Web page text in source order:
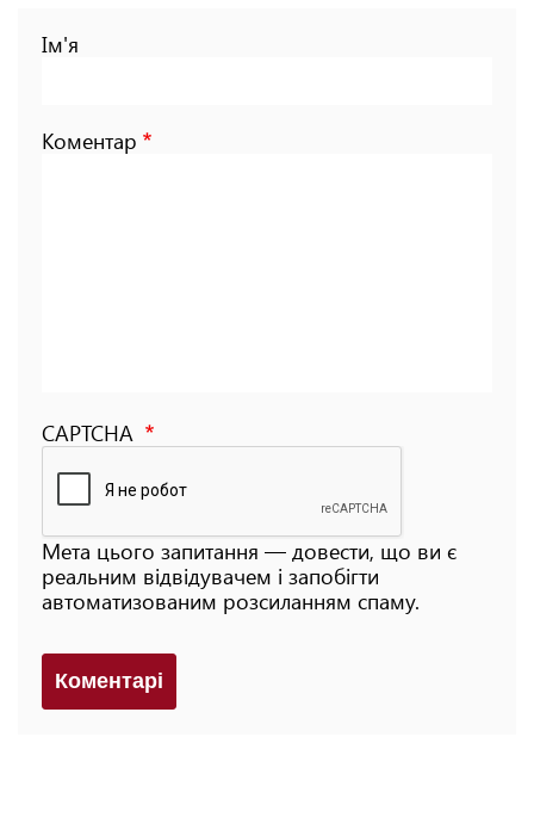
Ім'я
Коментар
CAPTCHA
Мета цього запитання — довести, що ви є
реальним відвідувачем і запобігти
автоматизованим розсиланням спаму.
Коментарi